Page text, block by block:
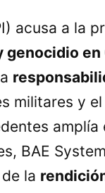
acusa a la
en
militares y el
BAE
la